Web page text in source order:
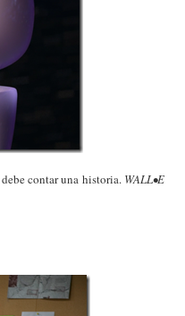
contar una historia. WALL•E